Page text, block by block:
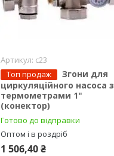
с23
Топ продаж
Згони для
циркуляційного насоса з
термометрами 1"
(конектор)
Готово до відправки
Оптом і в роздріб
1 506,40 ₴